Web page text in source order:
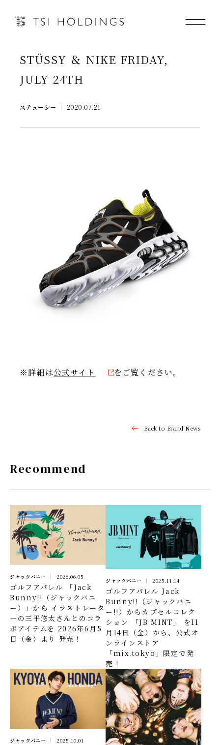
Information
Brand News
TSIトピックス
Foreign Investor
採用情報
お問い合わせ
STÜSSY ＆ NIKE FRIDAY,
JULY 24TH
ステューシー 2020.07.21
※詳細は公式サイト をご覧ください。
Back to Brand News
Recommend
ジャックバニー 2026.06.05
ゴルフアパレル 「Jack
Bunny!!（ジャックバニ
ー）」から イラストレータ
ーの三平悠太さんとのコラ
ボアイテムを 2026年6月5
日（金）より 発売！
ジャックバニー 2025.11.14
ゴルフアパレル Jack
Bunny!!（ジャックバニ
ー!!）からカプセルコレク
ション 「JB MINT」 を11
月14日（金）から、公式オ
ンラインストア
「mix.tokyo」限定で発
売 !
ジャックバニー 2025.10.01